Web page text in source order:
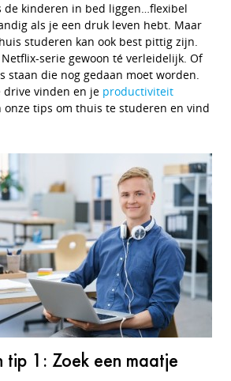
de kinderen in bed liggen…flexibel
als je een druk leven hebt. Maar
studeren kan ook best pittig zijn.
serie gewoon té verleidelijk. Of
staan die nog gedaan moet worden.
drive vinden en je productiviteit
onze tips om thuis te studeren en vind
tip 1: Zoek een maatje